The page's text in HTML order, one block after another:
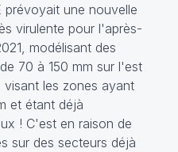
prévoyait une nouvelle
virulente pour l'après-
modélisant des
70 à 150 mm sur l'est
les zones ayant
et étant déjà
! C'est en raison de
sur des secteurs déjà